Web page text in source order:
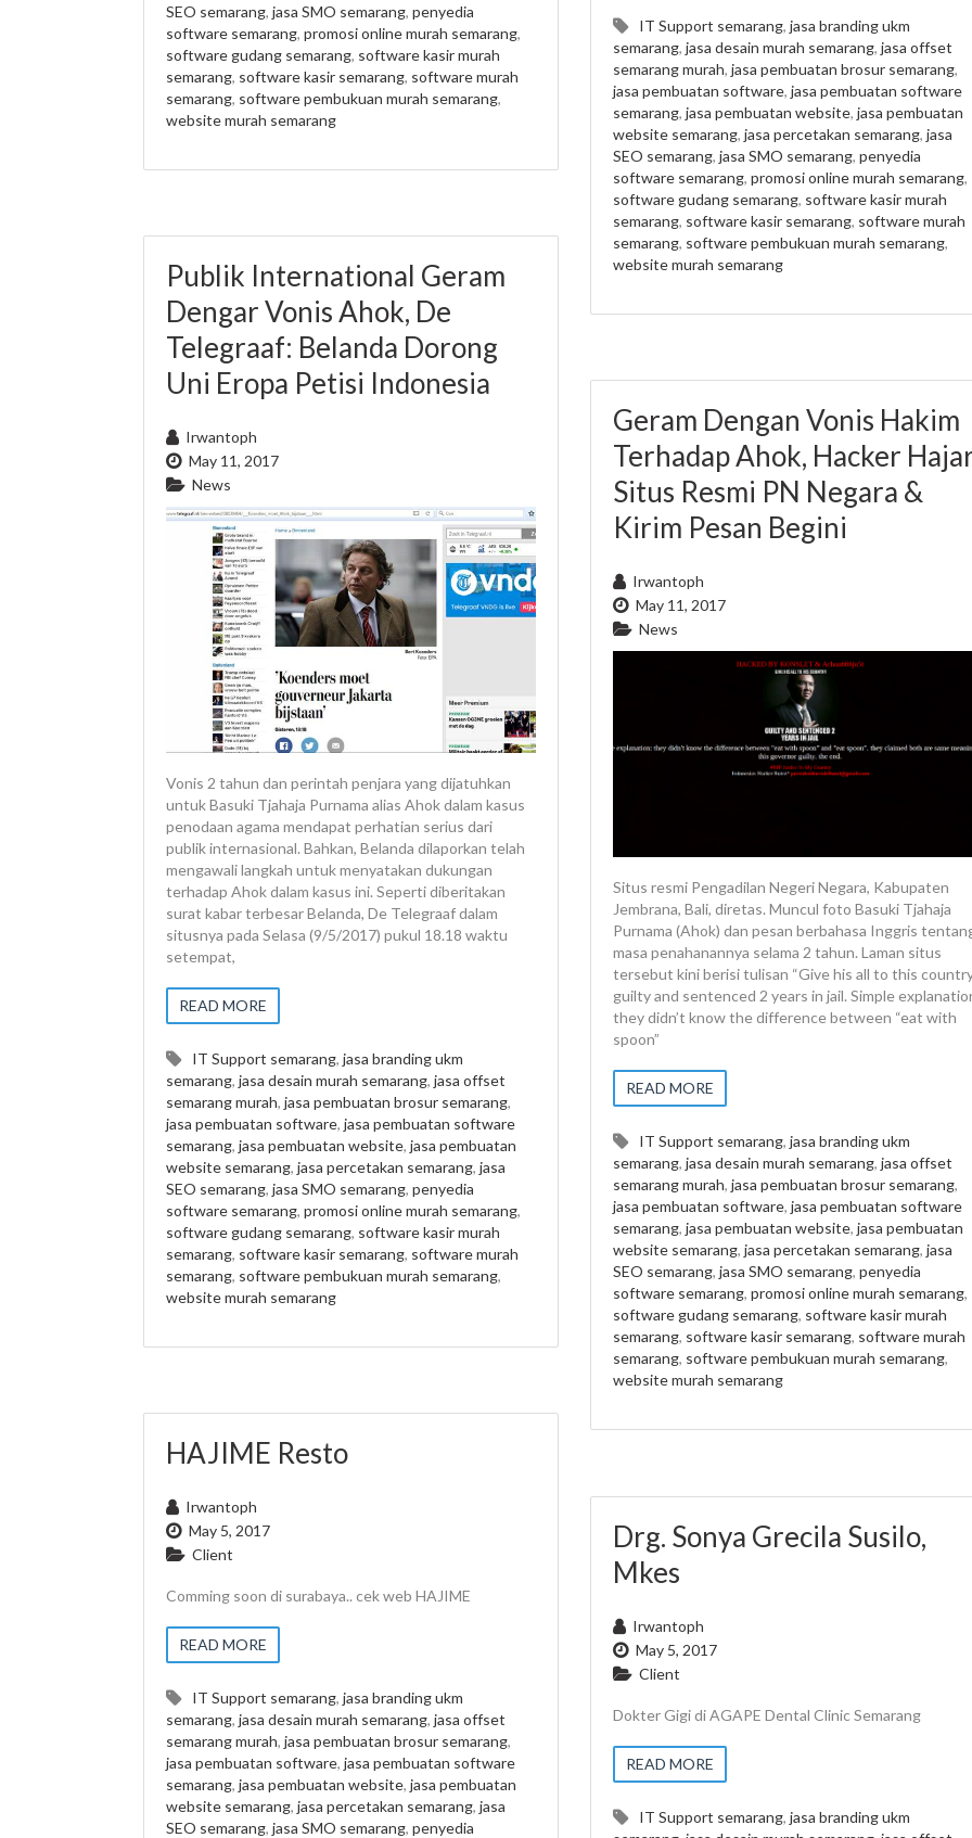
SEO semarang, jasa SMO semarang, penyedia
software semarang, promosi online murah semarang,
software gudang semarang, software kasir murah
semarang, software kasir semarang, software murah
semarang, software pembukuan murah semarang,
website murah semarang
IT Support semarang, jasa branding ukm
semarang, jasa desain murah semarang, jasa offset
semarang murah, jasa pembuatan brosur semarang,
jasa pembuatan software, jasa pembuatan software
semarang, jasa pembuatan website, jasa pembuatan
website semarang, jasa percetakan semarang, jasa
SEO semarang, jasa SMO semarang, penyedia
software semarang, promosi online murah semarang,
software gudang semarang, software kasir murah
semarang, software kasir semarang, software murah
semarang, software pembukuan murah semarang,
website murah semarang
Publik International Geram
Dengar Vonis Ahok, De
Telegraaf: Belanda Dorong
Uni Eropa Petisi Indonesia
Irwantoph
May 11, 2017
News
Vonis 2 tahun dan perintah penjara yang dijatuhkan
untuk Basuki Tjahaja Purnama alias Ahok dalam kasus
penodaan agama mendapat perhatian serius dari
publik internasional. Bahkan, Belanda dilaporkan telah
mengawali langkah untuk menyatakan dukungan
terhadap Ahok dalam kasus ini. Seperti diberitakan
surat kabar terbesar Belanda, De Telegraaf dalam
situsnya pada Selasa (9/5/2017) pukul 18.18 waktu
setempat,
READ MORE
IT Support semarang, jasa branding ukm
semarang, jasa desain murah semarang, jasa offset
semarang murah, jasa pembuatan brosur semarang,
jasa pembuatan software, jasa pembuatan software
semarang, jasa pembuatan website, jasa pembuatan
website semarang, jasa percetakan semarang, jasa
SEO semarang, jasa SMO semarang, penyedia
software semarang, promosi online murah semarang,
software gudang semarang, software kasir murah
semarang, software kasir semarang, software murah
semarang, software pembukuan murah semarang,
website murah semarang
Geram Dengan Vonis Hakim
Terhadap Ahok, Hacker
Situs Resmi PN Negara &
Kirim Pesan Begini
Irwantoph
May 11, 2017
News
Situs resmi Pengadilan Negeri Negara, Kabupaten
Jembrana, Bali, diretas. Muncul foto Basuki Tjahaja
Purnama (Ahok) dan pesan berbahasa Inggris
masa penahanannya selama 2 tahun. Laman situs
tersebut kini berisi tulisan “Give his all to this
guilty and sentenced 2 years in jail. Simple
they didn’t know the difference between “eat with
spoon”
READ MORE
IT Support semarang, jasa branding ukm
semarang, jasa desain murah semarang, jasa offset
semarang murah, jasa pembuatan brosur semarang,
jasa pembuatan software, jasa pembuatan software
semarang, jasa pembuatan website, jasa pembuatan
website semarang, jasa percetakan semarang, jasa
SEO semarang, jasa SMO semarang, penyedia
software semarang, promosi online murah semarang,
software gudang semarang, software kasir murah
semarang, software kasir semarang, software murah
semarang, software pembukuan murah semarang,
website murah semarang
HAJIME Resto
Irwantoph
May 5, 2017
Client
Comming soon di surabaya.. cek web HAJIME
READ MORE
IT Support semarang, jasa branding ukm
semarang, jasa desain murah semarang, jasa offset
semarang murah, jasa pembuatan brosur semarang,
jasa pembuatan software, jasa pembuatan software
semarang, jasa pembuatan website, jasa pembuatan
website semarang, jasa percetakan semarang, jasa
SEO semarang, jasa SMO semarang, penyedia
Drg. Sonya Grecila Susilo,
Mkes
Irwantoph
May 5, 2017
Client
Dokter Gigi di AGAPE Dental Clinic Semarang
READ MORE
IT Support semarang, jasa branding ukm